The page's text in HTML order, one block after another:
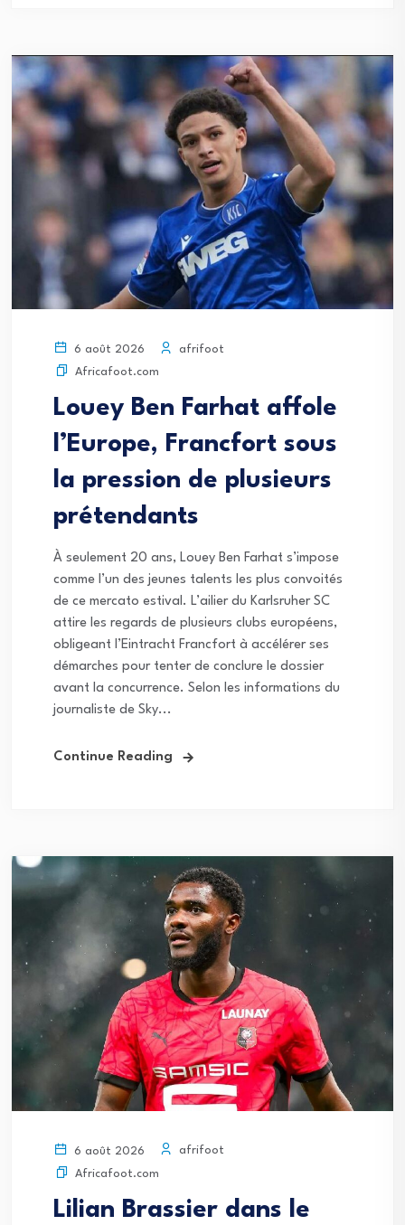
6 août 2026
afrifoot
Africafoot.com
Louey Ben Farhat affole
l’Europe, Francfort sous
la pression de plusieurs
prétendants
À seulement 20 ans, Louey Ben Farhat s’impose
comme l’un des jeunes talents les plus convoités
de ce mercato estival. L’ailier du Karlsruher SC
attire les regards de plusieurs clubs européens,
obligeant l’Eintracht Francfort à accélérer ses
démarches pour tenter de conclure le dossier
avant la concurrence. Selon les informations du
journaliste de Sky...
Continue Reading
6 août 2026
afrifoot
Africafoot.com
Lilian Brassier dans le